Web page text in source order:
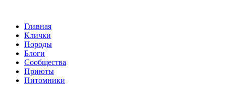
Главная
Клички
Породы
Блоги
Сообщества
Приюты
Питомники